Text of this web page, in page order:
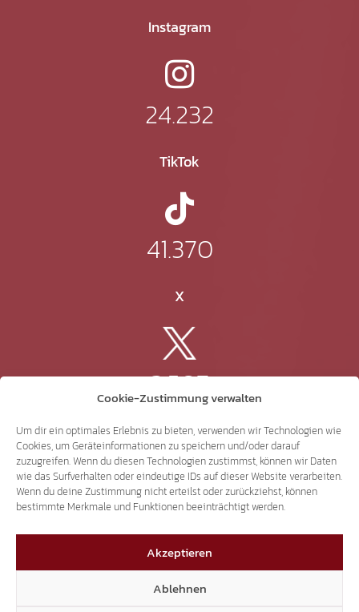
Cookie-Zustimmung verwalten
Um dir ein optimales Erlebnis zu bieten, verwenden wir Technologien wie
Cookies, um Geräteinformationen zu speichern und/oder darauf
zuzugreifen. Wenn du diesen Technologien zustimmst, können wir Daten
wie das Surfverhalten oder eindeutige IDs auf dieser Website verarbeiten.
Wenn du deine Zustimmung nicht erteilst oder zurückziehst, können
bestimmte Merkmale und Funktionen beeinträchtigt werden.
Akzeptieren
Ablehnen
Instagram
24.232
TikTok
41.370
X
3.507
Threads
3.401
YouTube